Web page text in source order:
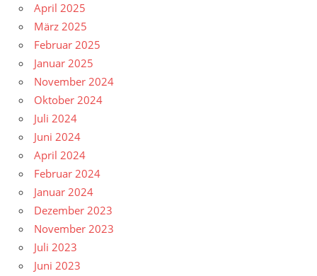
April 2025
März 2025
Februar 2025
Januar 2025
November 2024
Oktober 2024
Juli 2024
Juni 2024
April 2024
Februar 2024
Januar 2024
Dezember 2023
November 2023
Juli 2023
Juni 2023